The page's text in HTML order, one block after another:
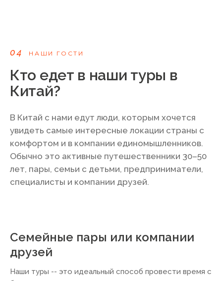
Чжанцзяцзе
Парящие скалы, вдохновившие
Байлун. Стеклянный мост 430 м.
Пещера Жёлтого Дракона.
Можно увидеть в турах:
Тур в
Китай с детьми на осенние
каникулы,Китай — Большое
путешествие
городов Китая. Объект
древней легенде.
04 НАШИ ГОСТИ
Кто едет в наши туры в
Китай?
В Китай с нами едут люди, которым хочется
увидеть самые интересные локации страны с
комфортом и в компании единомышленников.
Обычно это активные путешественники 30–50
лет, пары, семьи с детьми, предприниматели,
специалисты и компании друзей.
Семейные пары или компании
друзей
Наши туры -- это идеальный способ провести время с